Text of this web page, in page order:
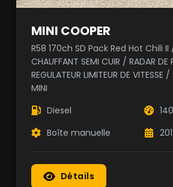
MINI COOPER
R58 170ch SD Pack Red Hot Chili II
CHAUFFANT SEMI CUIR / RADAR DE
REGULATEUR LIMITEUR DE VITESSE /
MINI
Diesel
Boîte manuelle
Détails